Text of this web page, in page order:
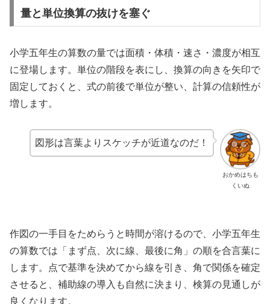
量と単位換算の抜けを塞ぐ
小学五年生の算数の量では面積・体積・速さ・濃度が相互
に登場します。単位の階段を表にし、換算の向きを矢印で
固定しておくと、式の前後で単位が整い、計算の信頼性が
増します。
おかめはちも
くいぬ
図形は言葉よりスケッチが近道なのだ！
作図の一手目をためらうと時間が溶けるので、小学五年生
の算数では「まず点、次に線、最後に角」の順を合言葉に
します。点で基準を決めてから線を引き、角で関係を確定
させると、補助線の導入も自然に決まり、検算の見通しが
良くなります。